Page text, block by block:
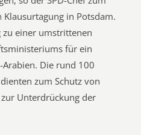
Klausurtagung in Potsdam.
zu einer umstrittenen
für ein
Arabien. Die rund 100
zum Schutz von
Unterdrückung der